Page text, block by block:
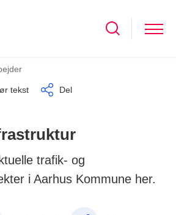
tekst Del
trafik- og
i Aarhus Kommune her.